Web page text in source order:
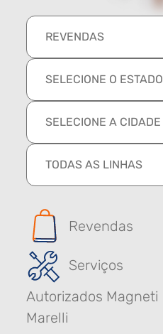
REVENDAS
SELECIONE O ESTADO
SELECIONE A CIDADE
TODAS AS LINHAS
Revendas
Serviços
Autorizados Magneti
Marelli